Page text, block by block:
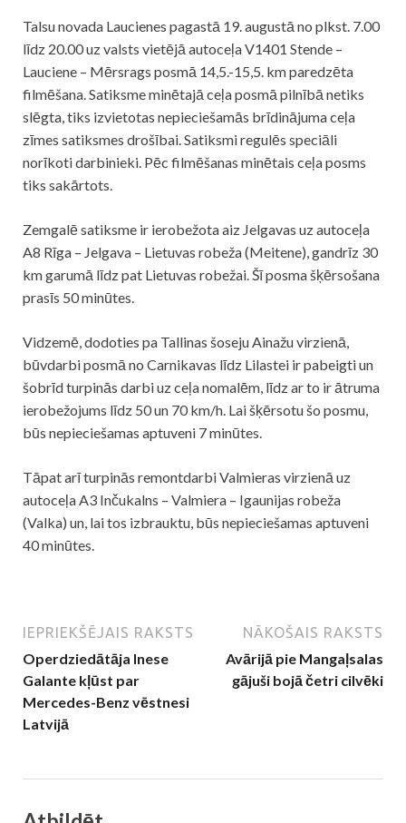
Talsu novada Laucienes pagastā 19. augustā no plkst. 7.00
līdz 20.00 uz valsts vietējā autoceļa V1401 Stende –
Lauciene – Mērsrags posmā 14,5.-15,5. km paredzēta
filmēšana. Satiksme minētajā ceļa posmā pilnībā netiks
slēgta, tiks izvietotas nepieciešamās brīdinājuma ceļa
zīmes satiksmes drošībai. Satiksmi regulēs speciāli
norīkoti darbinieki. Pēc filmēšanas minētais ceļa posms
tiks sakārtots.
Zemgalē satiksme ir ierobežota aiz Jelgavas uz autoceļa
A8 Rīga – Jelgava – Lietuvas robeža (Meitene), gandrīz 30
km garumā līdz pat Lietuvas robežai. Šī posma šķērsošana
prasīs 50 minūtes.
Vidzemē, dodoties pa Tallinas šoseju Ainažu virzienā,
būvdarbi posmā no Carnikavas līdz Lilastei ir pabeigti un
šobrīd turpinās darbi uz ceļa nomalēm, līdz ar to ir ātruma
ierobežojums līdz 50 un 70 km/h. Lai šķērsotu šo posmu,
būs nepieciešamas aptuveni 7 minūtes.
Tāpat arī turpinās remontdarbi Valmieras virzienā uz
autoceļa A3 Inčukalns – Valmiera – Igaunijas robeža
(Valka) un, lai tos izbrauktu, būs nepieciešamas aptuveni
40 minūtes.
IEPRIEKŠĒJAIS RAKSTS
Operdziedātāja Inese
Galante kļūst par
Mercedes-Benz vēstnesi
Latvijā
NĀKOŠAIS RAKSTS
Avārijā pie Mangaļsalas
gājuši bojā četri cilvēki